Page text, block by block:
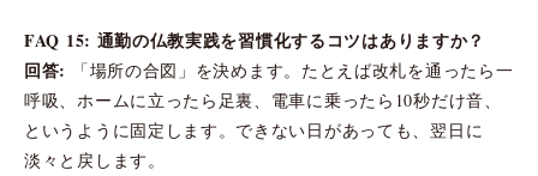
FAQ 15: 通勤の仏教実践を習慣化するコツはありますか？
回答:
「場所の合図」を決めます。たとえば改札を通ったら一
呼吸、ホームに立ったら足裏、電車に乗ったら10秒だけ音、
というように固定します。できない日があっても、翌日に
淡々と戻します。